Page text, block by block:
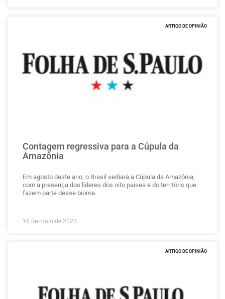
ARTIGO DE OPINIÃO
Contagem regressiva para a Cúpula da
Amazônia
Em agosto deste ano, o Brasil sediará a Cúpula da Amazônia,
com a presença dos líderes dos oito países e do território que
fazem parte desse bioma.
16 de maio de 2023
ARTIGO DE OPINIÃO